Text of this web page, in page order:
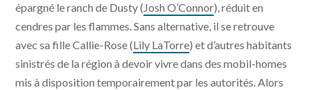
épargné le ranch de Dusty (Josh O’Connor), réduit en
cendres par les flammes. Sans alternative, il se retrouve
avec sa fille Callie-Rose (Lily LaTorre) et d’autres habitants
sinistrés de la région à devoir vivre dans des mobil-homes
mis à disposition temporairement par les autorités. Alors